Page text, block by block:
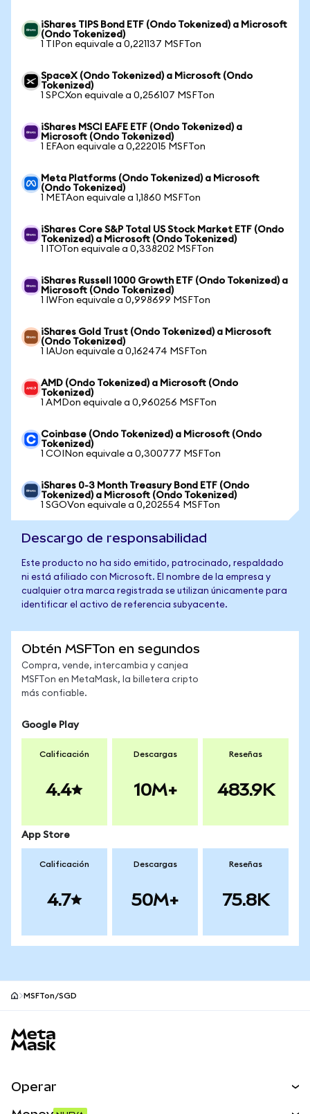
iShares TIPS Bond ETF (Ondo Tokenized) a Microsoft
(Ondo Tokenized)
1 TIPon equivale a 0,221137 MSFTon
SpaceX (Ondo Tokenized) a Microsoft (Ondo
Tokenized)
1 SPCXon equivale a 0,256107 MSFTon
iShares MSCI EAFE ETF (Ondo Tokenized) a
Microsoft (Ondo Tokenized)
1 EFAon equivale a 0,222015 MSFTon
Meta Platforms (Ondo Tokenized) a Microsoft
(Ondo Tokenized)
1 METAon equivale a 1,1860 MSFTon
iShares Core S&P Total US Stock Market ETF (Ondo
Tokenized) a Microsoft (Ondo Tokenized)
1 ITOTon equivale a 0,338202 MSFTon
iShares Russell 1000 Growth ETF (Ondo Tokenized) a
Microsoft (Ondo Tokenized)
1 IWFon equivale a 0,998699 MSFTon
iShares Gold Trust (Ondo Tokenized) a Microsoft
(Ondo Tokenized)
1 IAUon equivale a 0,162474 MSFTon
AMD (Ondo Tokenized) a Microsoft (Ondo
Tokenized)
1 AMDon equivale a 0,960256 MSFTon
Coinbase (Ondo Tokenized) a Microsoft (Ondo
Tokenized)
1 COINon equivale a 0,300777 MSFTon
iShares 0-3 Month Treasury Bond ETF (Ondo
Tokenized) a Microsoft (Ondo Tokenized)
1 SGOVon equivale a 0,202554 MSFTon
Descargo de responsabilidad
Este producto no ha sido emitido, patrocinado, respaldado
ni está afiliado con Microsoft. El nombre de la empresa y
cualquier otra marca registrada se utilizan únicamente para
identificar el activo de referencia subyacente.
Obtén MSFTon en segundos
Compra, vende, intercambia y canjea
MSFTon en MetaMask, la billetera cripto
más confiable.
Google Play
Calificación
4.4
Descargas
10M+
Reseñas
483.9K
App Store
Calificación
4.7
Descargas
50M+
Reseñas
75.8K
MSFTon/SGD
Operar